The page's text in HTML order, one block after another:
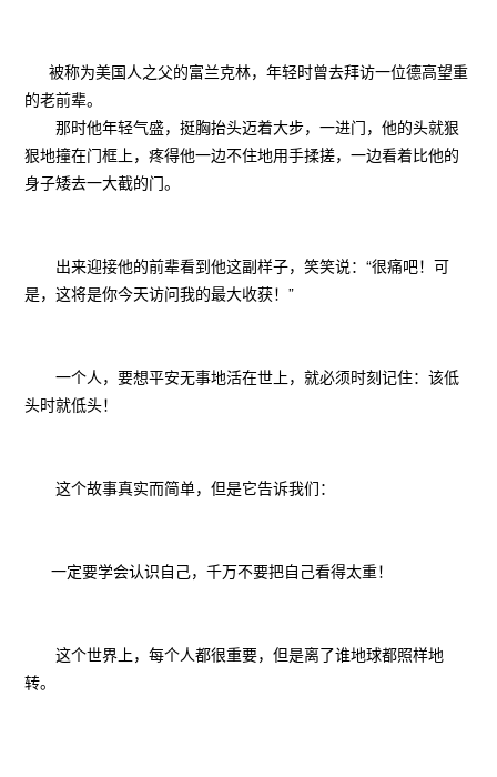
被称为美国人之父的富兰克林，年轻时曾去拜访一位德高望重
的老前辈。
那时他年轻气盛，挺胸抬头迈着大步，一进门，他的头就狠
狠地撞在门框上，疼得他一边不住地用手揉搓，一边看着比他的
身子矮去一大截的门。
出来迎接他的前辈看到他这副样子，笑笑说：“很痛吧！可
是，这将是你今天访问我的最大收获！”
一个人，要想平安无事地活在世上，就必须时刻记住：该低
头时就低头！
这个故事真实而简单，但是它告诉我们：
一定要学会认识自己，千万不要把自己看得太重！
这个世界上，每个人都很重要，但是离了谁地球都照样地
转。